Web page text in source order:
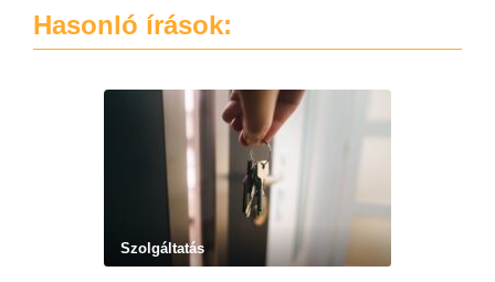
Hasonló írások:
Szolgáltatás